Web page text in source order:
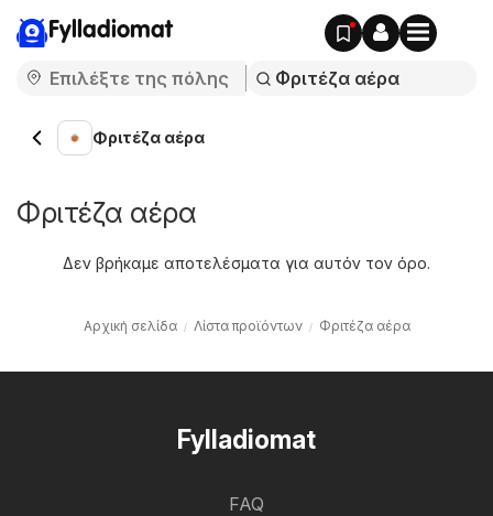
Fylladiomat
Φριτέζα αέρα
Φριτέζα αέρα
Δεν βρήκαμε αποτελέσματα για αυτόν τον όρο.
Αρχική σελίδα Λίστα προϊόντων Φριτέζα αέρα
Fylladiomat
FAQ